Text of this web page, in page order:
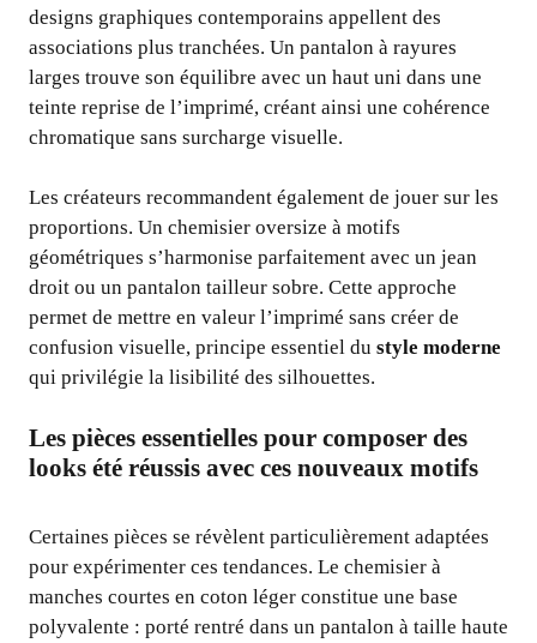
designs graphiques contemporains appellent des
associations plus tranchées. Un pantalon à rayures
larges trouve son équilibre avec un haut uni dans une
teinte reprise de l’imprimé, créant ainsi une cohérence
chromatique sans surcharge visuelle.
Les créateurs recommandent également de jouer sur les
proportions. Un chemisier oversize à motifs
géométriques s’harmonise parfaitement avec un jean
droit ou un pantalon tailleur sobre. Cette approche
permet de mettre en valeur l’imprimé sans créer de
confusion visuelle, principe essentiel du style moderne
qui privilégie la lisibilité des silhouettes.
Les pièces essentielles pour composer des
looks été réussis avec ces nouveaux motifs
Certaines pièces se révèlent particulièrement adaptées
pour expérimenter ces tendances. Le chemisier à
manches courtes en coton léger constitue une base
polyvalente : porté rentré dans un pantalon à taille haute